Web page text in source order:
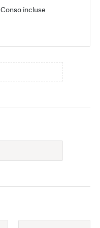
Conso incluse